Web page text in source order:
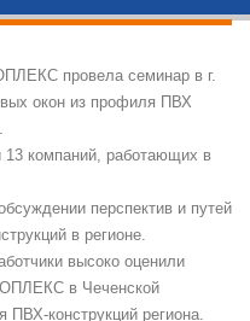
провела семинар в г.
окон из профиля ПВХ
13 компаний, работающих в
перспектив и путей
в регионе.
высоко оценили
в Чеченской
ПВХ-конструкций региона.